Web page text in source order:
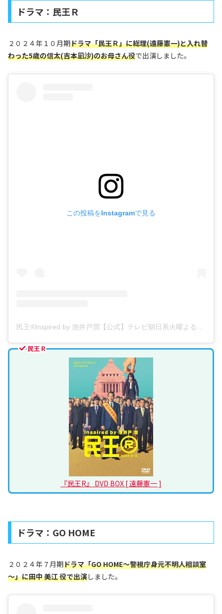
ドラマ：民王Ｒ
２０２４年１０月期ドラマ「民王Ｒ」に総理(遠藤憲一)と入れ替
わった5歳の信太(吉本凪沙)のお母さん役で出演しました。
この投稿をInstagramで見る
民王Ｒ
『民王R』 DVD BOX [ 遠藤憲一 ]
ドラマ：GO HOME
２０２４年７月期ドラマ「GO HOME～警視庁身元不明人相談室
～」に田中 美江 役で出演しました。